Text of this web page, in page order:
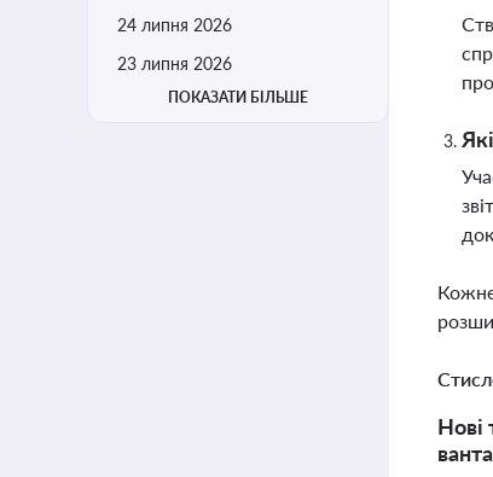
24 липня 2026
23 липня 2026
ПОКАЗАТИ БІЛЬШЕ
Нові